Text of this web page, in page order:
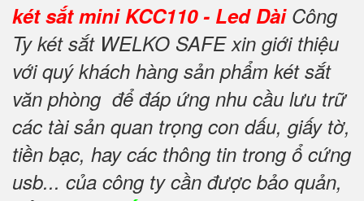
két sắt mini KCC110 - Led Dài Công
Ty két sắt WELKO SAFE xin giới thiệu
với quý khách hàng sản phẩm két sắt
văn phòng để đáp ứng nhu cầu lưu trữ
các tài sản quan trọng con dấu, giấy tờ,
tiền bạc, hay các thông tin trong ổ cứng
usb... của công ty cần được bảo quản,